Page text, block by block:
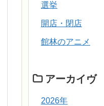
選挙
開店・閉店
館林のアニメ
アーカイヴ
2026年